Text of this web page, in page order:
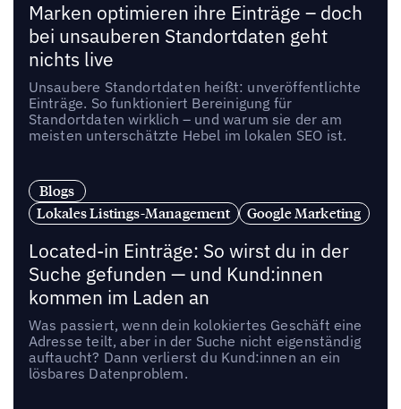
Marken optimieren ihre Einträge – doch
bei unsauberen Standortdaten geht
nichts live
Unsaubere Standortdaten heißt: unveröffentlichte
Einträge. So funktioniert Bereinigung für
Standortdaten wirklich – und warum sie der am
meisten unterschätzte Hebel im lokalen SEO ist.
Blogs
Lokales Listings-Management
Google Marketing
Located-in Einträge: So wirst du in der
Suche gefunden — und Kund:innen
kommen im Laden an
Was passiert, wenn dein kolokiertes Geschäft eine
Adresse teilt, aber in der Suche nicht eigenständig
auftaucht? Dann verlierst du Kund:innen an ein
lösbares Datenproblem.